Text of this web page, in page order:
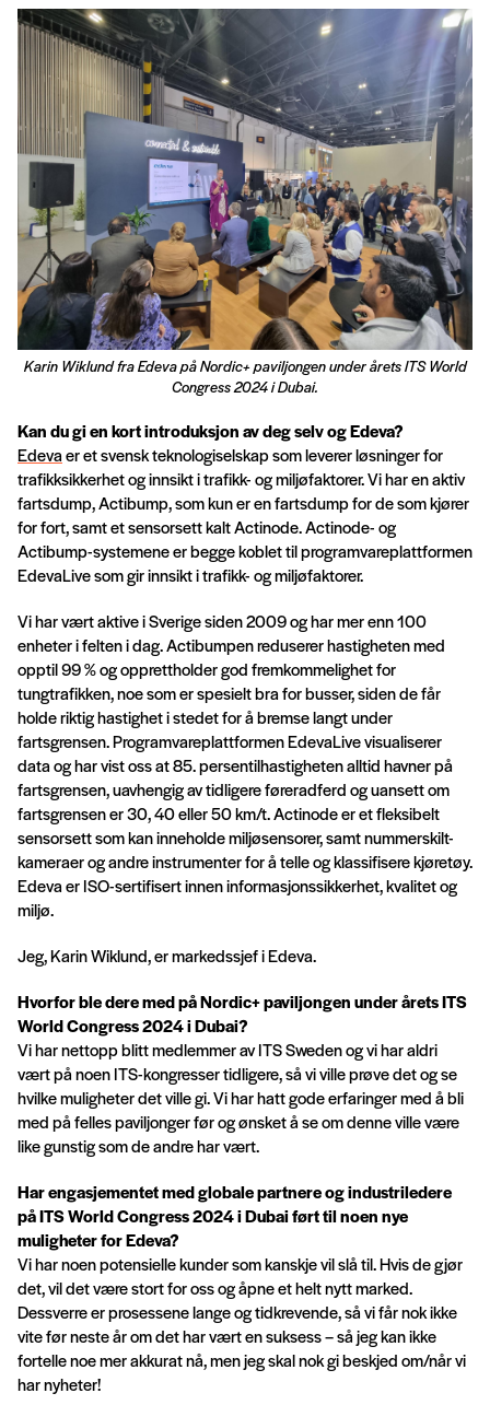
Karin Wiklund fra Edeva på Nordic+ paviljongen under årets ITS World
Congress 2024 i Dubai.
Kan du gi en kort introduksjon av deg selv og Edeva?
Edevaer et svensk teknologiselskap som leverer løsninger for
trafikksikkerhet og innsikt i trafikk- og miljøfaktorer. Vi har en aktiv
fartsdump, Actibump, som kun er en fartsdump for de som kjører
for fort, samt et sensorsett kalt Actinode. Actinode- og
Actibump-systemene er begge koblet til programvareplattformen
EdevaLive som gir innsikt i trafikk- og miljøfaktorer.
Vi har vært aktive i Sverige siden 2009 og har mer enn 100
enheter i felten i dag. Actibumpen reduserer hastigheten med
opptil 99 % og opprettholder god fremkommelighet for
tungtrafikken, noe som er spesielt bra for busser, siden de får
holde riktig hastighet i stedet for å bremse langt under
fartsgrensen. Programvareplattformen EdevaLive visualiserer
data og har vist oss at 85. persentilhastigheten alltid havner på
fartsgrensen, uavhengig av tidligere føreradferd og uansett om
fartsgrensen er 30, 40 eller 50 km/t. Actinode er et fleksibelt
sensorsett som kan inneholde miljøsensorer, samt nummerskilt-
kameraer og andre instrumenter for å telle og klassifisere kjøretøy.
Edeva er ISO-sertifisert innen informasjonssikkerhet, kvalitet og
miljø.
Jeg, Karin Wiklund, er markedssjef i Edeva.
Hvorfor ble dere med på Nordic+ paviljongen under årets ITS
World Congress 2024 i Dubai?
Vi har nettopp blitt medlemmer av ITS Sweden og vi har aldri
vært på noen ITS-kongresser tidligere, så vi ville prøve det og se
hvilke muligheter det ville gi. Vi har hatt gode erfaringer med å bli
med på felles paviljonger før og ønsket å se om denne ville være
like gunstig som de andre har vært.
Har engasjementet med globale partnere og industriledere
på ITS World Congress 2024 i Dubai ført til noen nye
muligheter for Edeva?
Vi har noen potensielle kunder som kanskje vil slå til. Hvis de gjør
det, vil det være stort for oss og åpne et helt nytt marked.
Dessverre er prosessene lange og tidkrevende, så vi får nok ikke
vite før neste år om det har vært en suksess – så jeg kan ikke
fortelle noe mer akkurat nå, men jeg skal nok gi beskjed om/når vi
har nyheter!